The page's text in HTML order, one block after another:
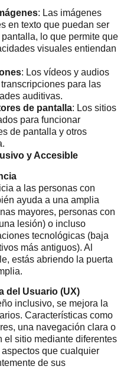
: Las imágenes
en texto que puedan ser
lo que permite que
visuales entiendan
: Los vídeos y audios
para las
auditivas.
de pantalla: Los sitios
para funcionar
de pantalla y otros
y Accesible
a las personas con
ayuda a una amplia
mayores, personas con
lesión) o incluso
tecnológicas (baja
más antiguos). Al
estás abriendo la puerta
del Usuario (UX)
inclusivo, se mejora la
Características como
una navegación clara o
el sitio mediante diferentes
que cualquier
de sus